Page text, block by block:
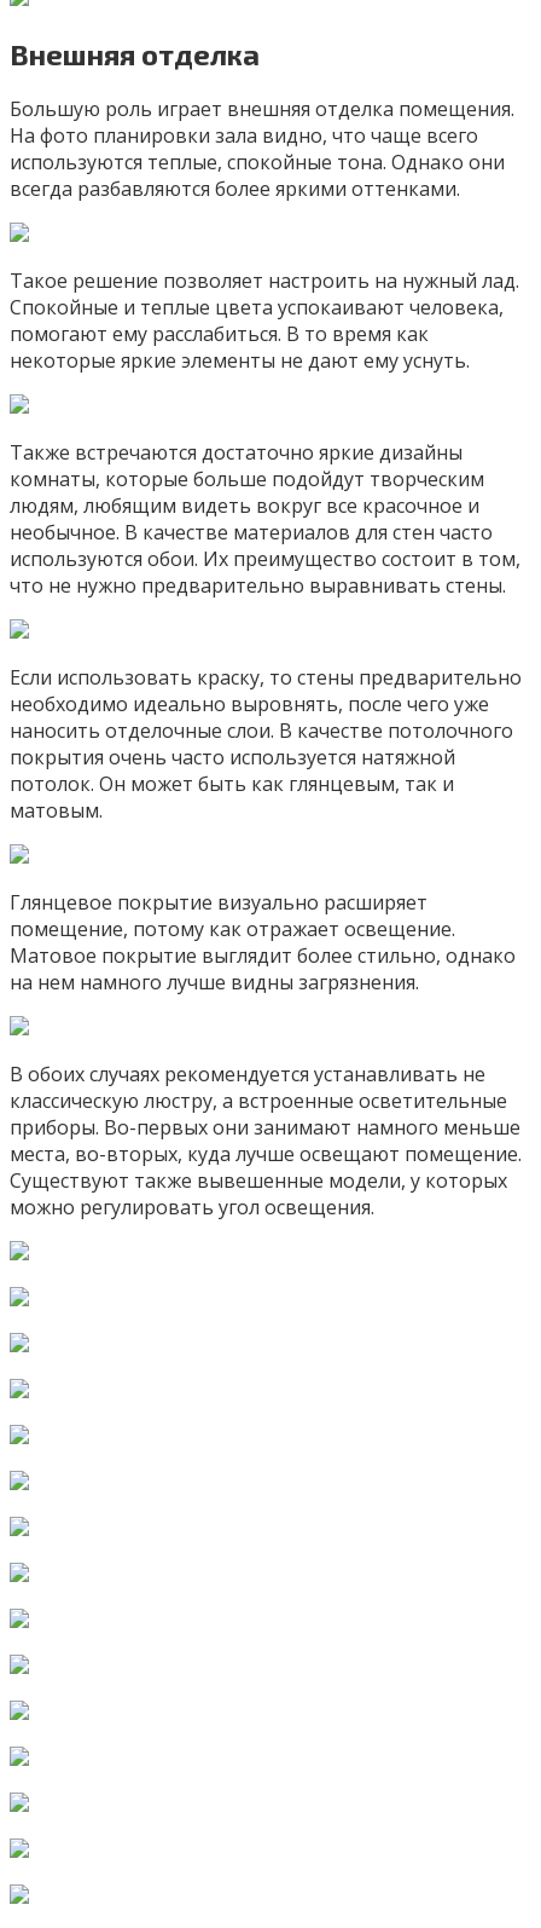
Внешняя отделка
Большую роль играет внешняя отделка помещения.
На фото планировки зала видно, что чаще всего
используются теплые, спокойные тона. Однако они
всегда разбавляются более яркими оттенками.
Такое решение позволяет настроить на нужный лад.
Спокойные и теплые цвета успокаивают человека,
помогают ему расслабиться. В то время как
некоторые яркие элементы не дают ему уснуть.
Также встречаются достаточно яркие дизайны
комнаты, которые больше подойдут творческим
людям, любящим видеть вокруг все красочное и
необычное. В качестве материалов для стен часто
используются обои. Их преимущество состоит в том,
что не нужно предварительно выравнивать стены.
Если использовать краску, то стены предварительно
необходимо идеально выровнять, после чего уже
наносить отделочные слои. В качестве потолочного
покрытия очень часто используется натяжной
потолок. Он может быть как глянцевым, так и
матовым.
Глянцевое покрытие визуально расширяет
помещение, потому как отражает освещение.
Матовое покрытие выглядит более стильно, однако
на нем намного лучше видны загрязнения.
В обоих случаях рекомендуется устанавливать не
классическую люстру, а встроенные осветительные
приборы. Во-первых они занимают намного меньше
места, во-вторых, куда лучше освещают помещение.
Существуют также вывешенные модели, у которых
можно регулировать угол освещения.